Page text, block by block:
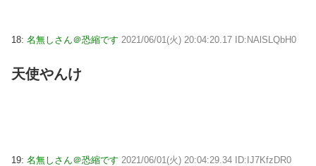
18: 名無しさん＠恐縮です 2021/06/01(火) 20:04:20.17 ID:NAlSLQbH0
天使やんけ
19: 名無しさん＠恐縮です 2021/06/01(火) 20:04:29.34 ID:IJ7KfzDR0